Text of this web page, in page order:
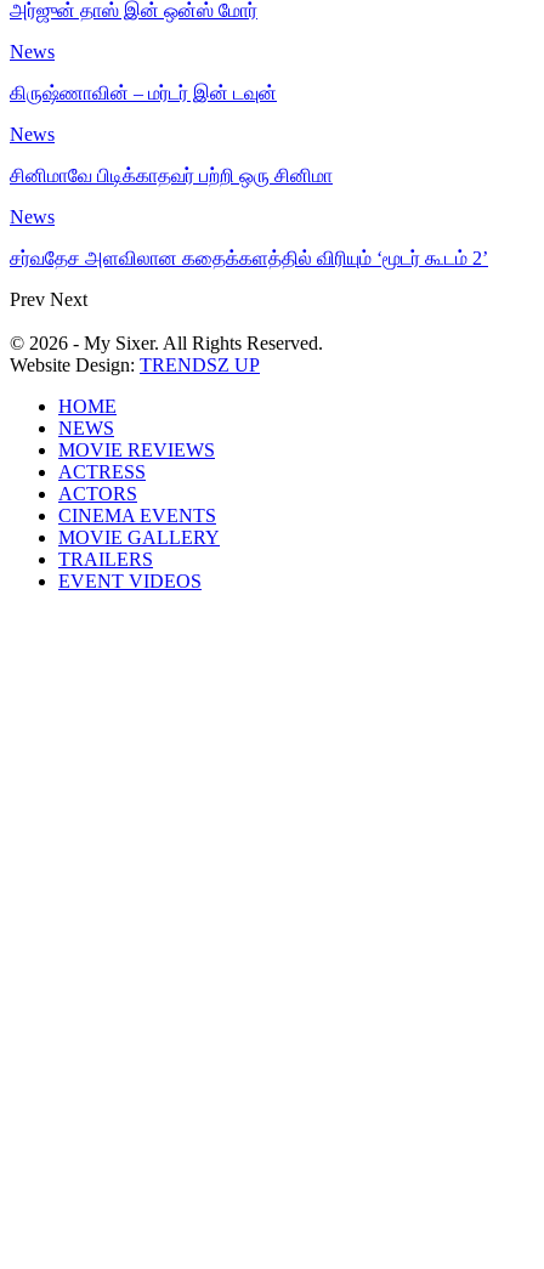
அர்ஜுன் தாஸ் இன் ஒன்ஸ் மோர்
News
கிருஷ்ணாவின் – மர்டர் இன் டவுன்
News
சினிமாவே பிடிக்காதவர் பற்றி ஒரு சினிமா
News
சர்வதேச அளவிலான கதைக்களத்தில் விரியும் ‘மூடர் கூடம் 2’
Prev Next
© 2026 - My Sixer. All Rights Reserved.
Website Design: TRENDSZ UP
HOME
NEWS
MOVIE REVIEWS
ACTRESS
ACTORS
CINEMA EVENTS
MOVIE GALLERY
TRAILERS
EVENT VIDEOS